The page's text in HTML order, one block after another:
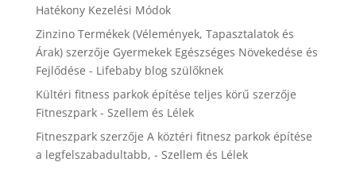
Hatékony Kezelési Módok
Zinzino Termékek (Vélemények, Tapasztalatok és
Árak)szerzője Gyermekek Egészséges Növekedése és
Fejlődése - Lifebaby blog szülőknek
Kültéri fitness parkok építése teljes körű szerzője
Fitneszpark - Szellem és Lélek
Fitneszparkszerzője A köztéri fitnesz parkok építése
a legfelszabadultabb, - Szellem és Lélek